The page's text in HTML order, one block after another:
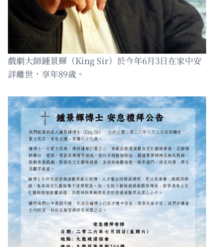
戲劇大師鍾景輝（King Sir）於今年6月3日在家中安
詳離世，享年89歲。